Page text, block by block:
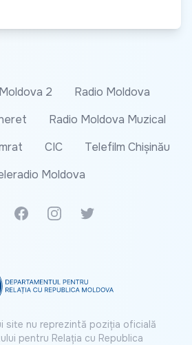
Moldova 2
Radio Moldova
Radio Moldova Muzical
CIC
Telefilm Chișinău
Moldova
News
FacebookInstagramTwitter
site nu reprezintă poziția oficială
pentru Relația cu Republica